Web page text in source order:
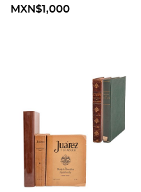
MENSAJERO DEL
MXN$1,000